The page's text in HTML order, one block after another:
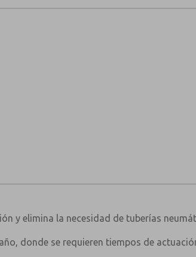
y elimina la necesidad de tuberías
donde se requieren tiempos de